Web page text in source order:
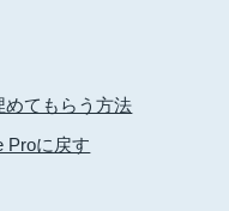
めてもらう方法
Proに戻す